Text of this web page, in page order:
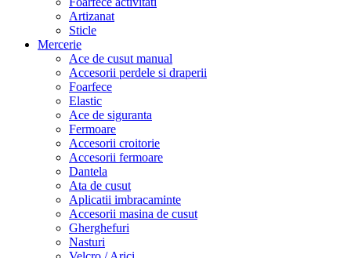
Artizanat
Sticle
Mercerie
Ace de cusut manual
Accesorii perdele si draperii
Foarfece
Elastic
Ace de siguranta
Fermoare
Accesorii croitorie
Accesorii fermoare
Dantela
Ata de cusut
Aplicatii imbracaminte
Accesorii masina de cusut
Gherghefuri
Nasturi